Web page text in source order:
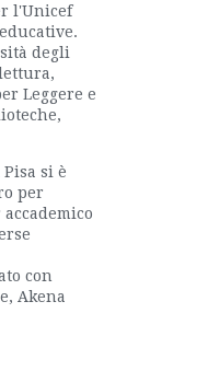
l'Unicef
degli
Leggere e
si è
per
con
Akena